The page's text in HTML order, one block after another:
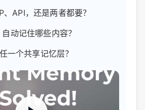
API，还是两者都要？
动记住哪些内容？
一个共享记忆层？